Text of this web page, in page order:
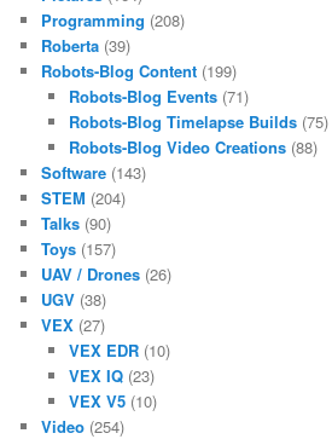
Programming (208)
Roberta (39)
Robots-Blog Content (199)
Robots-Blog Events(71)
Robots-Blog Timelapse Builds(75)
Robots-Blog Video Creations(88)
Software (143)
STEM (204)
Talks (90)
Toys (157)
UAV / Drones (26)
UGV (38)
VEX (27)
VEX EDR(10)
VEX IQ(23)
VEX V5(10)
Video (254)